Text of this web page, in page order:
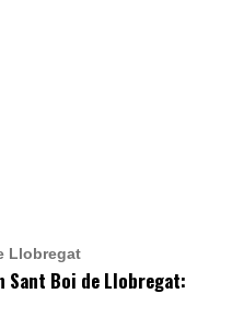
Llobregat
Sant Boi de Llobregat: